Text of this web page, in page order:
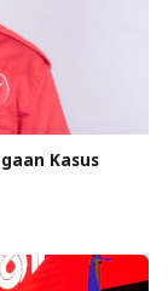
Kasus